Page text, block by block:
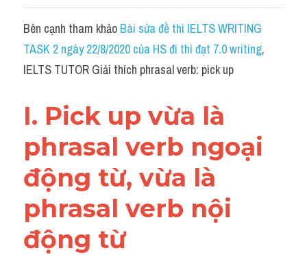
Antonym
Idiom
Grammar
Collocation
Cách dùng từ
Đề thi thật Task 2
Bên cạnh tham khảo Bài sửa đề thi IELTS WRITING
TASK 2 ngày 22/8/2020 của HS đi thi đạt 7.0 writing,
IELTS TUTOR Giải thích phrasal verb: pick up
I. Pick up vừa là
phrasal verb ngoại
động từ, vừa là
phrasal verb nội
động từ